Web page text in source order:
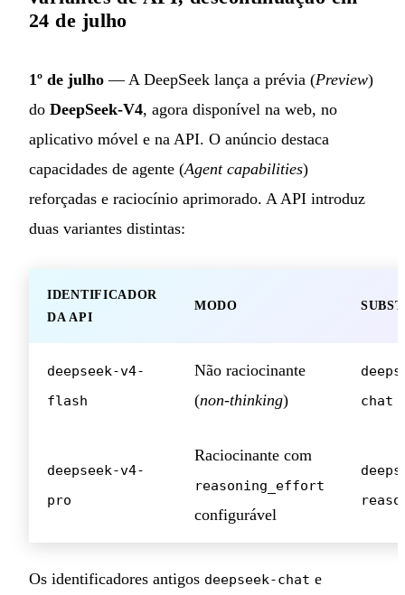
24 de julho
1º de julho — A DeepSeek lança a prévia (Preview)
do DeepSeek-V4, agora disponível na web, no
aplicativo móvel e na API. O anúncio destaca
capacidades de agente (Agent capabilities)
reforçadas e raciocínio aprimorado. A API introduz
duas variantes distintas:
IDENTIFICADOR
DA API
MODO
deepseek-v4-
flash
Não raciocinante
(non-thinking)
chat
deepseek-v4-
pro
Raciocinante com
reasoning_effort
configurável
Os identificadores antigos deepseek-chat e